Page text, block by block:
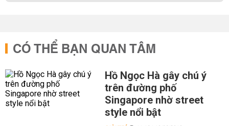
CÓ THỂ BẠN QUAN TÂM
Hồ Ngọc Hà gây chú ý
trên đường phố
Singapore nhờ street
style nổi bật